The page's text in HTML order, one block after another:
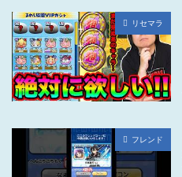
リセマラ
フレンド